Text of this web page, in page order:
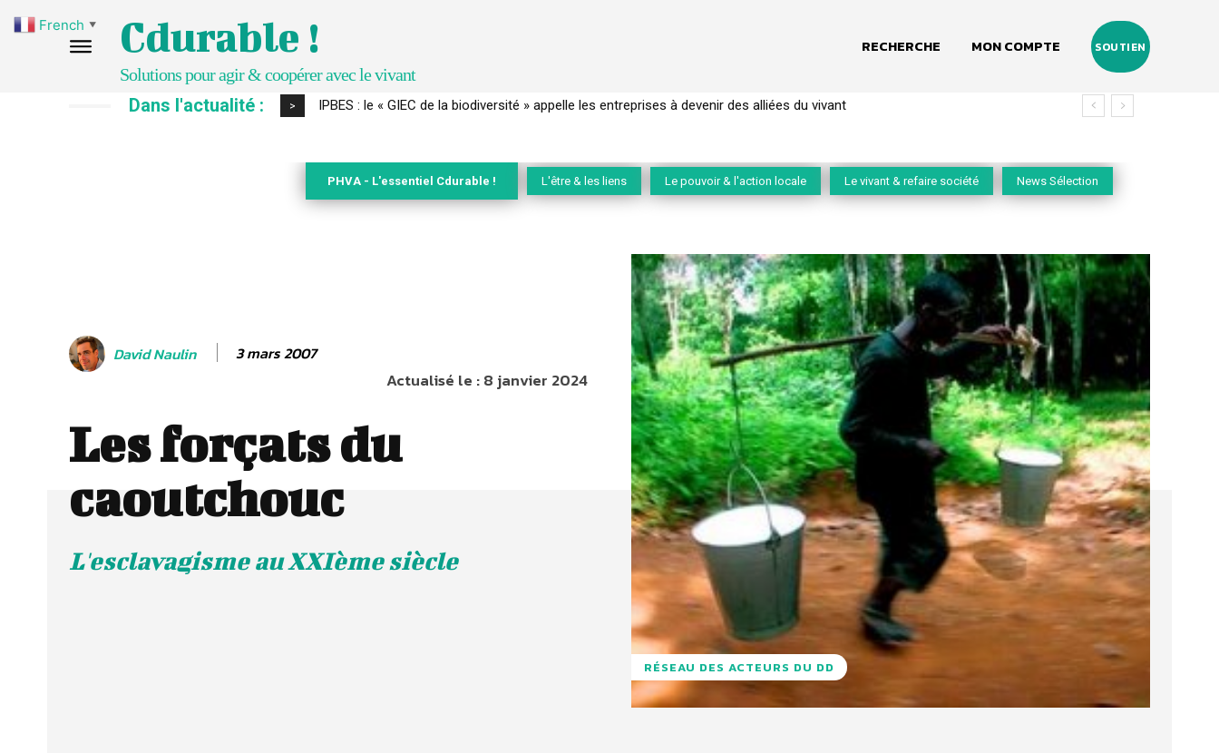
Cdurable !
Solutions pour agir & coopérer avec le vivant
RECHERCHE MON COMPTE SOUTIEN
Dans l'actualité : > Comment le sol français a perdu sa mémoire hydrique et déréglé tout le territoire (2020-2026)
PHVA - L'essentiel Cdurable ! L'être & les liens Le pouvoir & l'action locale Le vivant & refaire société News Sélection
David Naulin 3 mars 2007
Actualisé le :8 janvier 2024
Les forçats du
caoutchouc
L'esclavagisme au XXIème siècle
RÉSEAU DES ACTEURS DU DD
French ▼